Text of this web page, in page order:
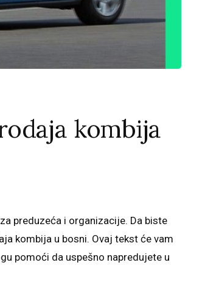
kombija
preduzeća i organizacije. Da biste
kombija u bosni. Ovaj tekst će vam
pomoći da uspešno napredujete u